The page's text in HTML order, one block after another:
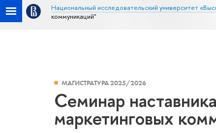
Национальный исследовательский университет
коммуникаций"
МАГИСТРАТУРА 2025/2026
Семинар
маркетинговых